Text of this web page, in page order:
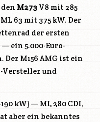
M273 V8 mit 285
63 mit 375 kW. Der
der ersten
ein 5.000-Euro-
Der M156 AMG ist ein
Versteller und
kW) — ML 280 CDI,
aber ein bekanntes